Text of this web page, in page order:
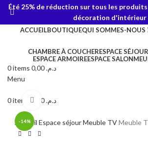
ACCUEILBOUTIQUEQUI SOMMES-NOUS
CHAMBRE À COUCHERESPACE SÉJOUR
ESPACE ARMOIREESPACE SALON
0items د.م.
Menu
0items د.م.
-14%
Click to enlarge
Accueil Espace séjourMeuble TVMeuble
Été 25% de réduction sur tous les
décoration d'intérieur